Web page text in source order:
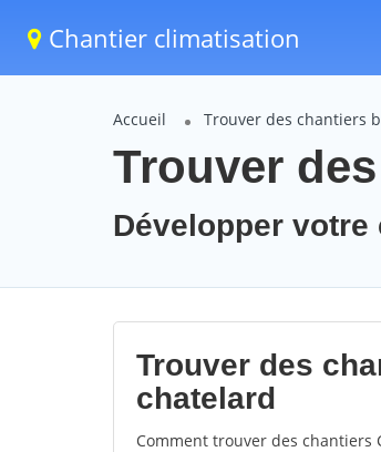
Chantier climatisation
Accueil Trouver des chantiers
Trouver
Développer
Trouver des
chatelard
Comment trouver des